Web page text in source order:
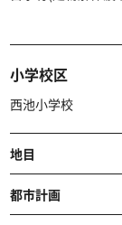
小学校区
西池小学校
地目
都市計画